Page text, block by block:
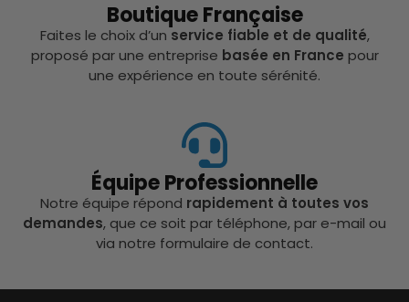
Boutique Française
Faites le choix d’un service fiable et de qualité,
proposé par une entreprise basée en France pour
une expérience en toute sérénité.
Équipe Professionnelle
Notre équipe répond rapidement à toutes vos
demandes, que ce soit par téléphone, par e-mail ou
via notre formulaire de contact.